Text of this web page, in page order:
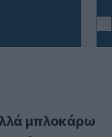
μπλοκάρω